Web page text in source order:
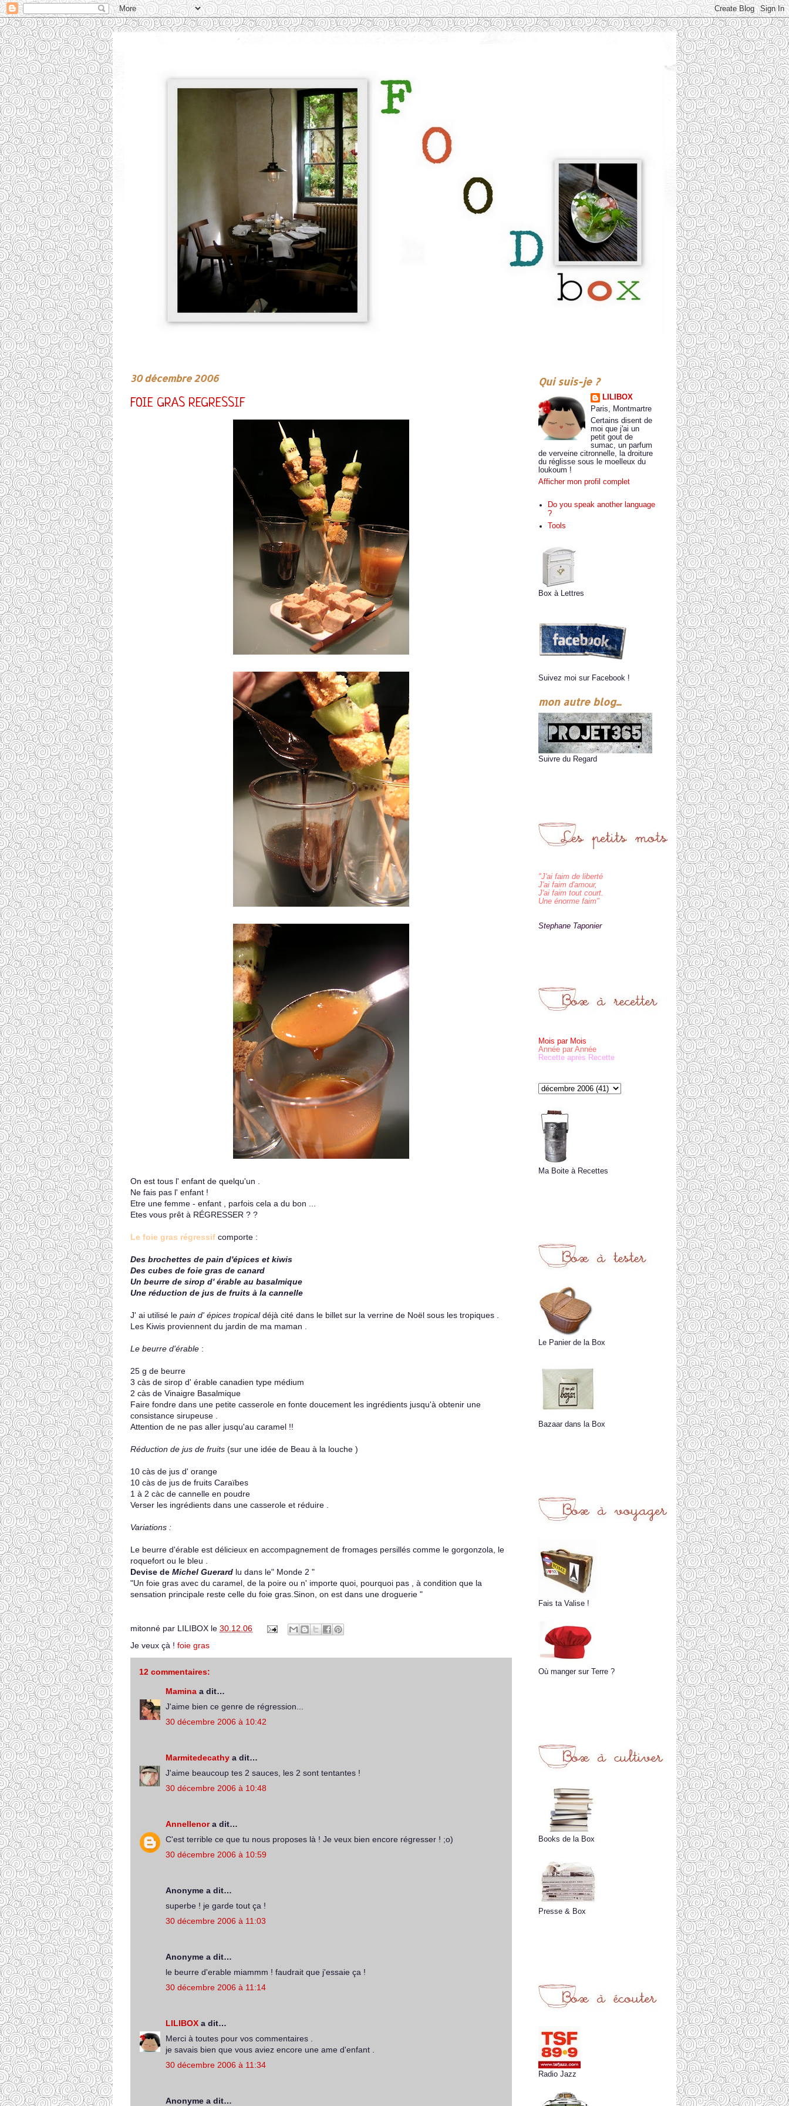
30 décembre 2006
FOIE GRAS REGRESSIF
On est tous l' enfant de quelqu'un .
Ne fais pas l' enfant !
Etre une femme - enfant , parfois cela a du bon ...
Etes vous prêt à RÉGRESSER ? ?
Le foie gras régressif comporte :
Des brochettes de pain d'épices et kiwis
Des cubes de foie gras de canard
Un beurre de sirop d' érable au basalmique
Une réduction de jus de fruits à la cannelle
J' ai utilisé le pain d' épices tropicaldéjà cité dans le billet sur la verrine de Noël sous les tropiques .
Les Kiwis proviennent du jardin de ma maman .
Le beurre d'érable :
25 g de beurre
3 càs de sirop d' érable canadien type médium
2 càs de Vinaigre Basalmique
Faire fondre dans une petite casserole en fonte doucement les ingrédients jusqu'à obtenir une
consistance sirupeuse .
Attention de ne pas aller jusqu'au caramel !!
Réduction de jus de fruits (sur une idée de Beau à la louche )
10 càs de jus d' orange
10 càs de jus de fruits Caraïbes
1 à 2 càc de cannelle en poudre
Verser les ingrédients dans une casserole et réduire .
Variations :
Le beurre d'érable est délicieux en accompagnement de fromages persillés comme le gorgonzola, le
roquefort ou le bleu .
Devise de Michel Guerard lu dans le" Monde 2 "
"Un foie gras avec du caramel, de la poire ou n' importe quoi, pourquoi pas , à condition que la
sensation principale reste celle du foie gras.Sinon, on est dans une droguerie "
mitonné par LILIBOX le 30.12.06
Je veux çà ! foie gras
12 commentaires:
Mamina a dit…
J'aime bien ce genre de régression...
30 décembre 2006 à 10:42
Marmitedecathy a dit…
J'aime beaucoup tes 2 sauces, les 2 sont tentantes !
30 décembre 2006 à 10:48
Annellenora dit…
C'est terrible ce que tu nous proposes là ! Je veux bien encore régresser ! ;o)
30 décembre 2006 à 10:59
Anonyme a dit…
superbe ! je garde tout ça !
30 décembre 2006 à 11:03
Anonyme a dit…
le beurre d'erable miammm ! faudrait que j'essaie ça !
30 décembre 2006 à 11:14
LILIBOX a dit…
Merci à toutes pour vos commentaires .
je savais bien que vous aviez encore une ame d'enfant .
30 décembre 2006 à 11:34
Anonyme a dit…
Qui suis-je ?
LILIBOX
Paris, Montmartre
Certains disent de
moi que j'ai un
petit gout de
sumac, un parfum
de verveine citronnelle, la droiture
du réglisse sous le moelleux du
loukoum !
Afficher mon profil complet
Do you speak another language
?
Tools
Box à Lettres
Suivez moi sur Facebook !
mon autre blog...
Suivre du Regard
"J'ai faim de liberté
J'ai faim d'amour,
J'ai faim tout court.
Une énorme faim"
Stephane Taponier
Mois par Mois
Année par Année
Recette après Recette
Ma Boite à Recettes
Le Panier de la Box
Bazaar dans la Box
Fais ta Valise !
Où manger sur Terre ?
Books de la Box
Presse & Box
Radio Jazz